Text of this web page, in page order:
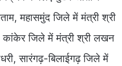
महासमुंद जिले में मंत्री श्री
जिले में मंत्री श्री लखन
सारंगढ़-बिलाईगढ़ जिले में